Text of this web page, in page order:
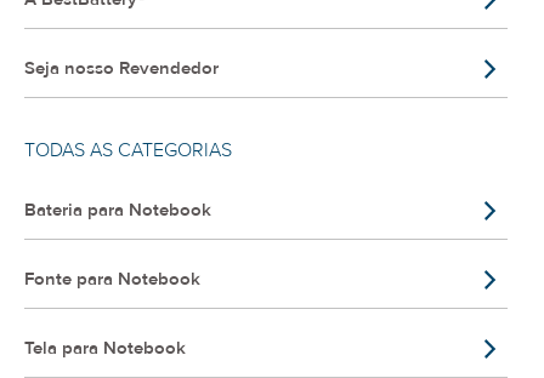
Seja nosso Revendedor
TODAS AS CATEGORIAS
Bateria para Notebook
Fonte para Notebook
Tela para Notebook